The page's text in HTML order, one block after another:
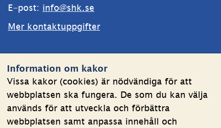
Information om kakor
Vissa kakor (cookies) är nödvändiga för att
webbplatsen ska fungera. De som du kan välja
används för att utveckla och förbättra
webbplatsen samt anpassa innehåll och
E-post: info@shk.se
Mer kontaktuppgifter
Om kakor
Behandling av personuppgifter
Tillgänglighetsredogörelse